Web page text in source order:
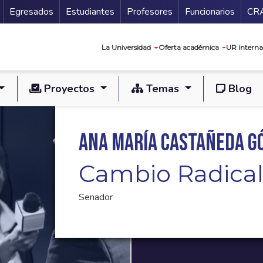
Secundario
Egresados Estudiantes Profesores Funcionarios
La Universidad Oferta académica UR
Proyectos Temas Blog
Ana María Castañeda
Cambio Radical
Senador